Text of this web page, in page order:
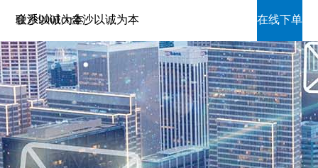
金沙以诚为本
联系9001cc金沙以诚为本 在线下单